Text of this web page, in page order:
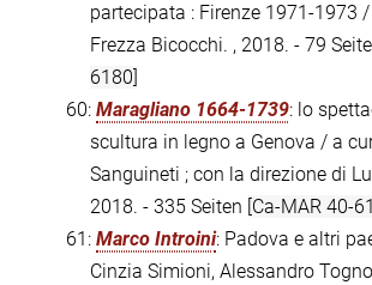
partecipata : Firenze 1971-1973
Frezza Bicocchi. , 2018. - 79
6180]
60: Maragliano 1664-1739: lo
scultura in legno a Genova / a
Sanguineti ; con la direzione di
2018. - 335 Seiten [Ca-MAR 40-
61: Marco Introini: Padova e altri
Cinzia Simioni, Alessandro